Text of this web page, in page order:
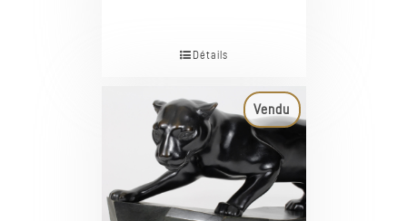
Détails
Vendu